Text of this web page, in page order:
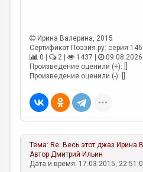
МАЛАЯ ПРОЗА
ЭССЕИСТИКА
ЛИТЕРАТУРОВЕДЕНИЕ
КУЛЬТУРОВЕДЕНИЕ
ПУБЛИЦИСТИКА
РЕЦЕНЗИРОВАНИЕ
ЦИКЛЫ ПУБЛИКАЦИЙ
Ирина Валерина, 2015
Сертификат Поэзия.ру: серия
0 |
2 | 1437 |
Произведение оценили (+): []
Произведение оценили (-): []
Тема: Re: Весь этот джаз Ирина
АвторДмитрий Ильин
Дата и время: 17.03.2015,